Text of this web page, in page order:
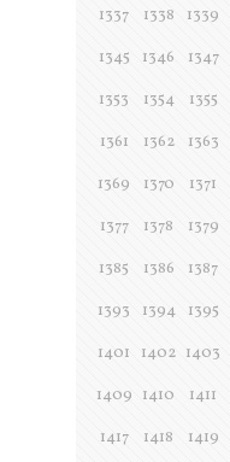
1337
1338 1339
1345
1346 1347
1353
1354 1355
1361
1362 1363
1369
1370 1371
1377
1378 1379
1385
1386 1387
1393
1394 1395
1401
1402 1403
1409 1410 1411
1417
1418 1419